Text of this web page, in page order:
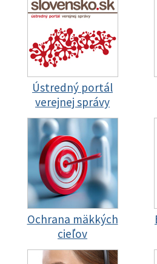
Ústredný portál
verejnej správy
Ochrana mäkkých
cieľov